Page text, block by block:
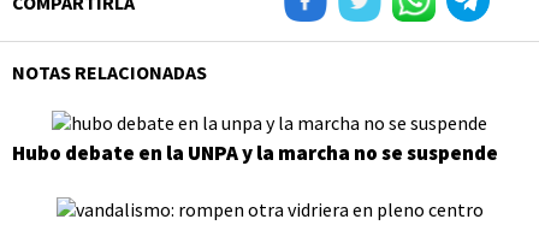
NOTAS RELACIONADAS
Hubo debate en la UNPA y la marcha no se suspende